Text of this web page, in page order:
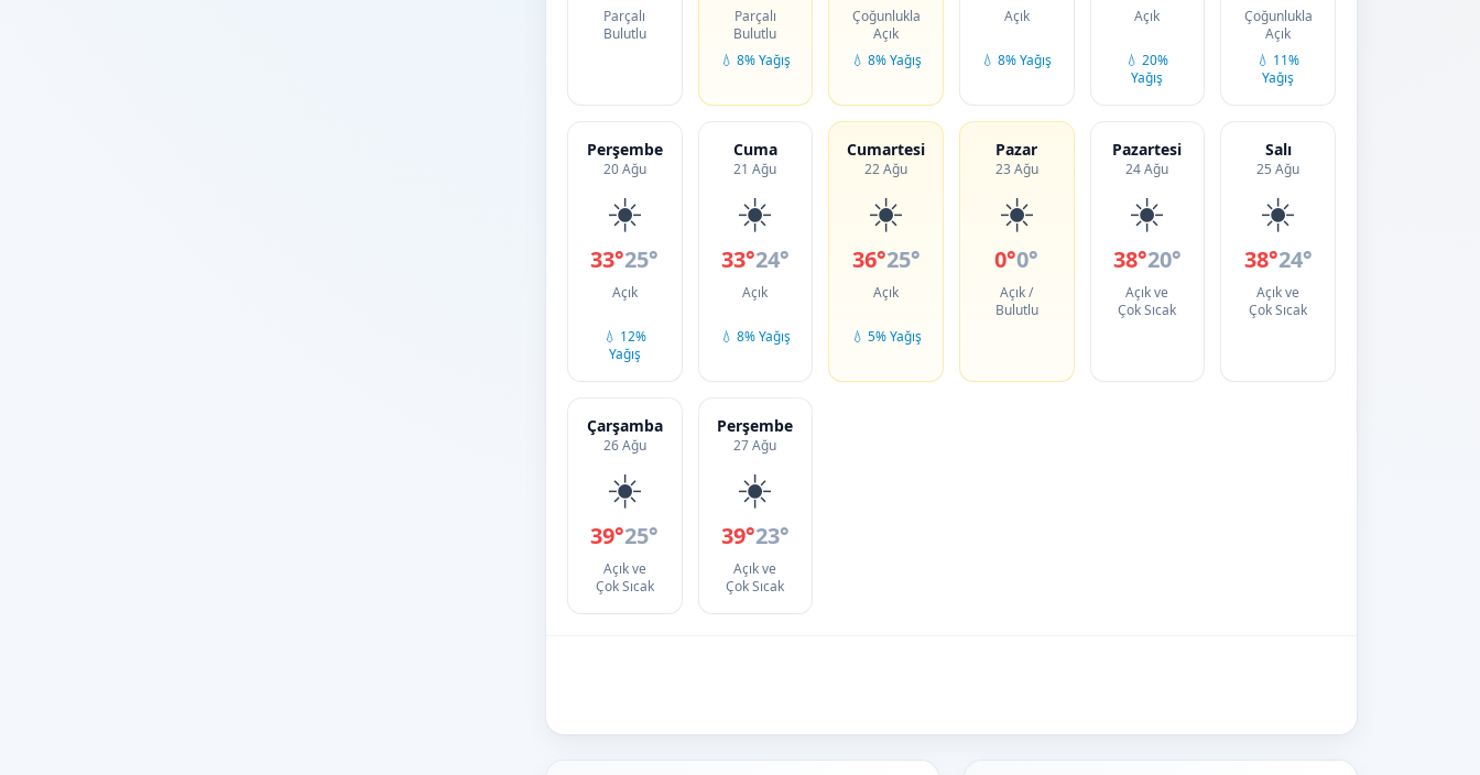
Parçalı
Bulutlu
Parçalı
Bulutlu
💧 8% Yağış
Çoğunlukla
Açık
💧 8% Yağış
Açık
💧 8% Yağış
Açık
💧 20%
Yağış
Çoğunlukla
Açık
💧 11%
Yağış
Perşembe
20 Ağu
☀️
33°25°
Açık
💧 12%
Yağış
Cuma
21 Ağu
☀️
33°24°
Açık
💧 8% Yağış
Cumartesi
22 Ağu
☀️
36°25°
Açık
💧 5% Yağış
Pazar
23 Ağu
☀️
0°0°
Açık /
Bulutlu
Pazartesi
24 Ağu
☀️
38°20°
Açık ve
Çok Sıcak
Salı
25 Ağu
☀️
38°24°
Açık ve
Çok Sıcak
Çarşamba
26 Ağu
☀️
39°25°
Açık ve
Çok Sıcak
Perşembe
27 Ağu
☀️
39°23°
Açık ve
Çok Sıcak